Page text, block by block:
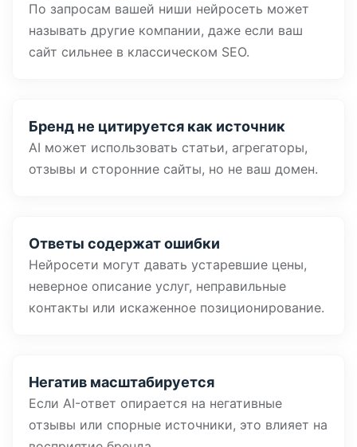
По запросам вашей ниши нейросеть может
называть другие компании, даже если ваш
сайт сильнее в классическом SEO.
Бренд не цитируется как источник
AI может использовать статьи, агрегаторы,
отзывы и сторонние сайты, но не ваш домен.
Ответы содержат ошибки
Нейросети могут давать устаревшие цены,
неверное описание услуг, неправильные
контакты или искаженное позиционирование.
Негатив масштабируется
Если AI-ответ опирается на негативные
отзывы или спорные источники, это влияет на